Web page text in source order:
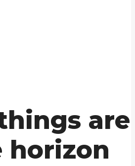
are
horizon